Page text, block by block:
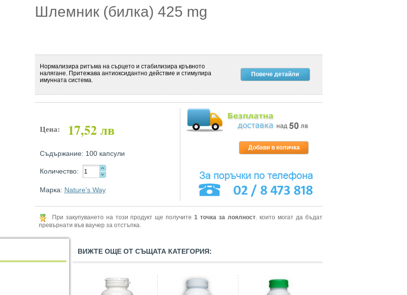
Шлемник (билка) 425 mg
Нормализира ритъма на сърцето и стабилизира кръвното
налягане. Притежава антиоксидантно действие и стимулира
имунната система.
Повече детайли
Цена: 17,52 лв
Съдържание: 100 капсули
Количество:
Марка: Nature's Way
При закупуването на този продукт ще получите1 точка за лоялност. които могат да бъдат
превърнати във ваучер за отстъпка.
ВИЖТЕ ОЩЕ ОТ СЪЩАТА КАТЕГОРИЯ: